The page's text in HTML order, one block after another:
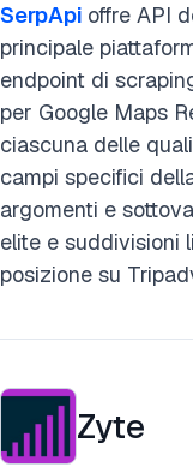
SerpApi offre API
principale
endpoint di
per Google Maps
ciascuna delle
campi specifici
argomenti e
elite e suddivisioni
posizione su
Zyte